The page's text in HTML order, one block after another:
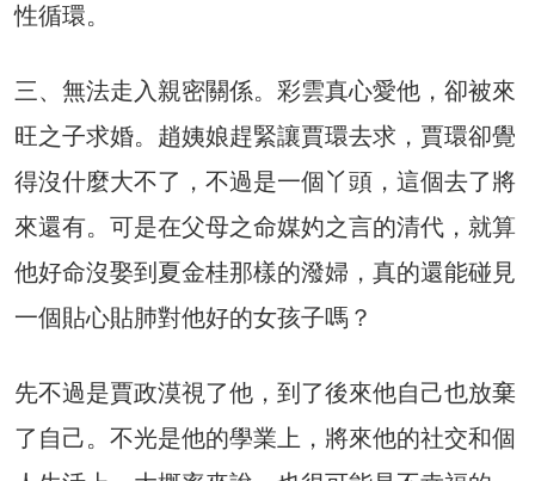
性循環。
三、無法走入親密關係。彩雲真心愛他，卻被來
旺之子求婚。趙姨娘趕緊讓賈環去求，賈環卻覺
得沒什麼大不了，不過是一個丫頭，這個去了將
來還有。可是在父母之命媒妁之言的清代，就算
他好命沒娶到夏金桂那樣的潑婦，真的還能碰見
一個貼心貼肺對他好的女孩子嗎？
先不過是賈政漠視了他，到了後來他自己也放棄
了自己。不光是他的學業上，將來他的社交和個